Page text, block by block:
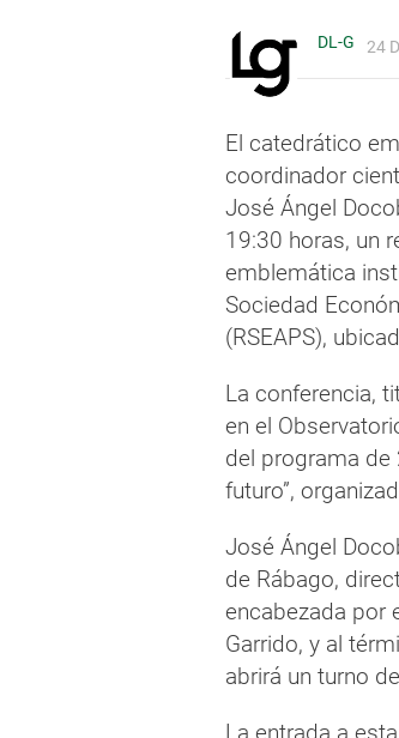
DL-G 24
El catedrático
coordinador
José Ángel
19:30 horas, un
emblemática
Sociedad
(RSEAPS),
La conferencia,
en el
del programa
futuro”,
José Ángel
de Rábago,
encabezada por
Garrido, y al
abrirá un turno
La entrada a